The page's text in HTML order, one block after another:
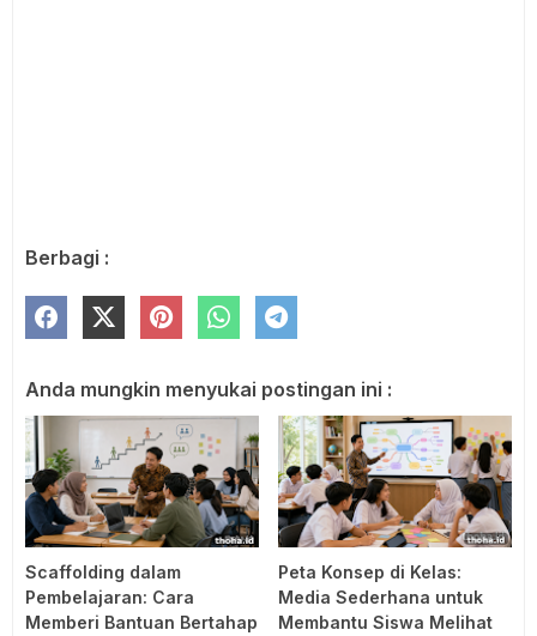
Berbagi :
Anda mungkin menyukai postingan ini :
Scaffolding dalam
Pembelajaran: Cara
Memberi Bantuan Bertahap
Peta Konsep di Kelas:
Media Sederhana untuk
Membantu Siswa Melihat